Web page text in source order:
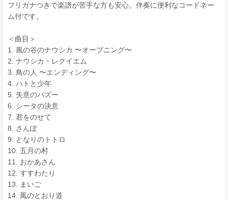
フリガナつきで楽譜が苦手な方も安心。伴奏に便利なコードネー
ム付です。
＜曲目＞
1. 風の谷のナウシカ 〜オープニング〜
2. ナウシカ・レクイエム
3. 鳥の人 〜エンディング〜
4. ハトと少年
5. 失意のパズー
6. シータの決意
7. 君をのせて
8. さんぽ
9. となりのトトロ
10. 五月の村
11. おかあさん
12. すすわたり
13. まいご
14. 風のとおり道